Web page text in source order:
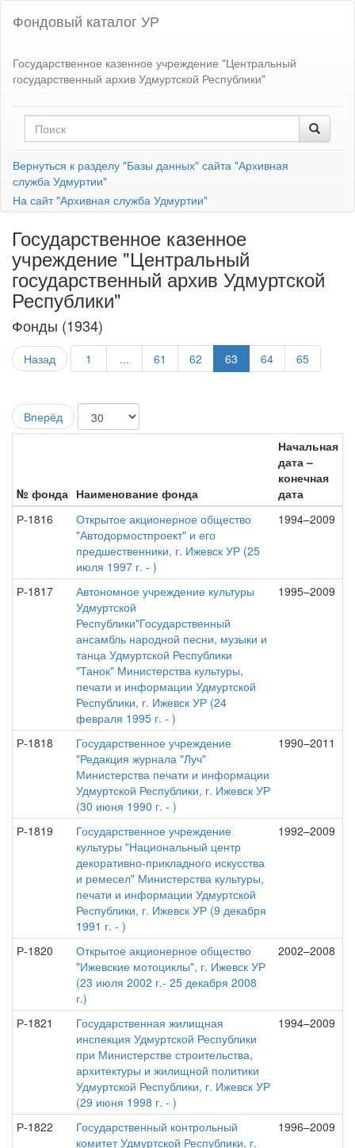
Фондовый каталог УР
Государственное казенное учреждение "Центральный
государственный архив Удмуртской Республики"
Вернуться к разделу "Базы данных" сайта "Архивная
служба Удмуртии"
На сайт "Архивная служба Удмуртии"
Государственное казенное
учреждение "Центральный
государственный архив Удмуртской
Республики"
Фонды (1934)
Назад 1 ... 61 62 63 64 65
Вперёд
№ фонда Наименование фонда
Начальная
дата –
конечная
дата
Р-1816
Открытое акционерное общество
"Автодормостпроект" и его
предшественники, г. Ижевск УР (25
июля 1997 г. - )
1994–2009
Р-1817
Автономное учреждение культуры
Удмуртской
Республики"Государственный
ансамбль народной песни, музыки и
танца Удмуртской Республики
"Танок" Министерства культуры,
печати и информации Удмуртской
Республики, г. Ижевск УР (24
февраля 1995 г. - )
1995–2009
Р-1818
Государственное учреждение
"Редакция журнала "Луч"
Министерства печати и информации
Удмуртской Республики, г. Ижевск УР
(30 июня 1990 г. - )
1990–2011
Р-1819
Государственное учреждение
культуры "Национальный центр
декоративно-прикладного искусства
и ремесел" Министерства культуры,
печати и информации Удмуртской
Республики, г. Ижевск УР (9 декабря
1991 г. - )
1992–2009
Р-1820
Открытое акционерное общество
"Ижевские мотоциклы", г. Ижевск УР
(23 июля 2002 г.- 25 декабря 2008
г.)
2002–2008
Р-1821
Государственная жилищная
инспекция Удмуртской Республики
при Министерстве строительства,
архитектуры и жилищной политики
Удмуртской Республики, г. Ижевск УР
(29 июня 1998 г. - )
1994–2009
Р-1822
Государственный контрольный
комитет Удмуртской Республики, г.
1996–2009